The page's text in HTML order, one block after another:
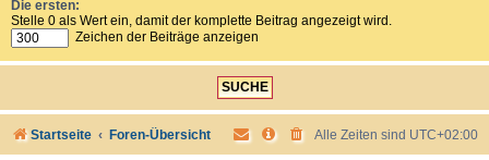
Die ersten:
Stelle 0 als Wert ein, damit der komplette Beitrag angezeigt wird.
Zeichen der Beiträge anzeigen
Startseite Foren-Übersicht Alle Zeiten sind UTC+02:00